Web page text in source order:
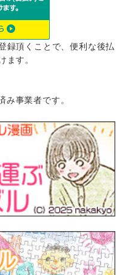
録頂くことで、便利な後払
ます。
み事業者です。